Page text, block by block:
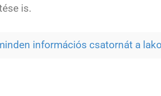
is.
információs csatornát a